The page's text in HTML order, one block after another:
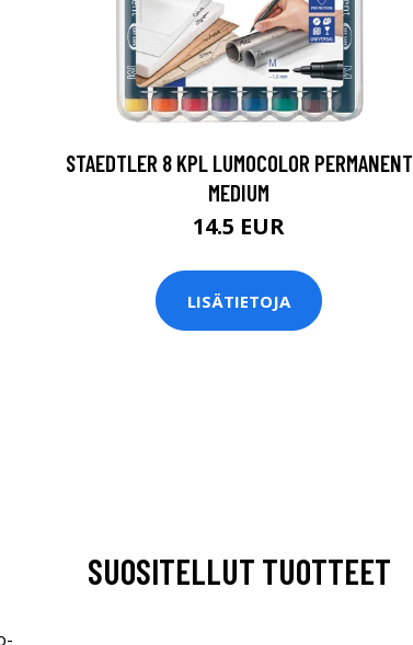
STAEDTLER 8 KPL LUMOCOLOR PERMANENT
MEDIUM
14.5 EUR
LISÄTIETOJA
SUOSITELLUT TUOTTEET